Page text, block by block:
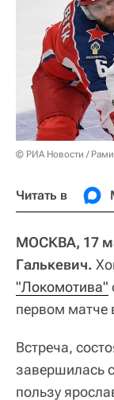
© РИА Новости /
Читать в
МОСКВА, 17
Галькевич.
"Локомотива"
первом матче
Встреча,
завершилась
пользу